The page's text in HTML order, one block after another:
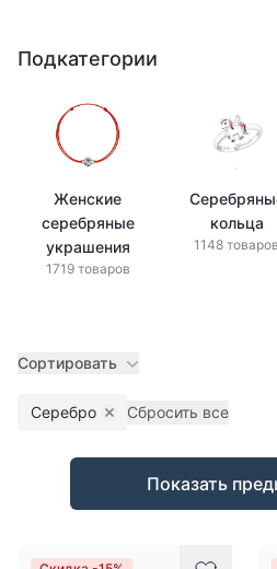
Подкатегории
Женские
серебряные
украшения
1719 товаров
кольца
1148 товаров
Сортировать
Серебро Remove filter
Сбросить все
Товары
Показать